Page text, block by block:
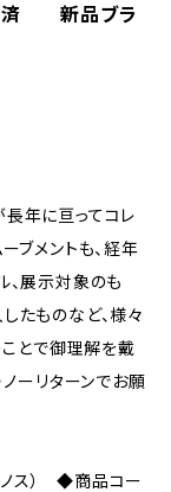
済 新品ブラ
年に亘ってコレ
ブメントも、経年
、展示対象のも
たものなど、様々
とで御理解を戴
ノーリターンでお願
ス） ◆商品コー